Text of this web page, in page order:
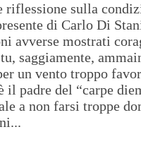
riflessione sulla
di Carlo Di
avverse mostrati
saggiamente,
un vento troppo
il padre del “carpe
a non farsi troppe